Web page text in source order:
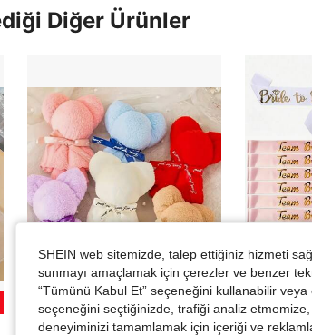
Diğer Ürünler
10 adet, Sevimli Ayı Havluları, Doğum Günleri, Hediyeler, Tatiller, Düğünler, Mağaza Kutlamaları, Yıllık Toplantılar ve Diğer Etkinlikler İçin Mükemmel, Yüksek Estetik Değer ve Pratiklik -2% 25/13 parça Bekarlığa Veda Partisi Aksesuarları Seti (1
SHEIN web sitemizde, talep ettiğiniz hizmeti
sunmayı amaçlamak için çerezler ve benzer
“Tümünü Kabul Et” seçeneğini kullanabilir
seçeneğini seçtiğinizde, trafiği analiz
deneyiminizi tamamlamak için içeriği ve